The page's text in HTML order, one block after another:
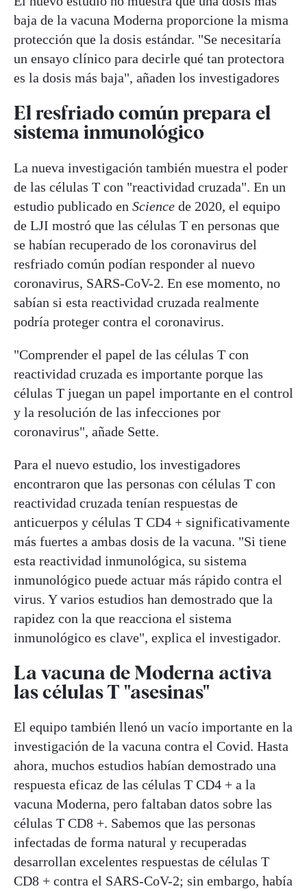
baja de la vacuna Moderna proporcione la misma
protección que la dosis estándar. "Se necesitaría
un ensayo clínico para decirle qué tan protectora
es la dosis más baja", añaden los investigadores
El resfriado común prepara el
sistema inmunológico
La nueva investigación también muestra el poder
de las células T con "reactividad cruzada". En un
estudio publicado en Science de 2020, el equipo
de LJI mostró que las células T en personas que
se habían recuperado de los coronavirus del
resfriado común podían responder al nuevo
coronavirus, SARS-CoV-2. En ese momento, no
sabían si esta reactividad cruzada realmente
podría proteger contra el coronavirus.
"Comprender el papel de las células T con
reactividad cruzada es importante porque las
células T juegan un papel importante en el control
y la resolución de las infecciones por
coronavirus", añade Sette.
Para el nuevo estudio, los investigadores
encontraron que las personas con células T con
reactividad cruzada tenían respuestas de
anticuerpos y células T CD4 + significativamente
más fuertes a ambas dosis de la vacuna. "Si tiene
esta reactividad inmunológica, su sistema
inmunológico puede actuar más rápido contra el
virus. Y varios estudios han demostrado que la
rapidez con la que reacciona el sistema
inmunológico es clave", explica el investigador.
La vacuna de Moderna activa
las células T "asesinas"
El equipo también llenó un vacío importante en la
investigación de la vacuna contra el Covid. Hasta
ahora, muchos estudios habían demostrado una
respuesta eficaz de las células T CD4 + a la
vacuna Moderna, pero faltaban datos sobre las
células T CD8 +. Sabemos que las personas
infectadas de forma natural y recuperadas
desarrollan excelentes respuestas de células T
CD8 + contra el SARS-CoV-2; sin embargo, había